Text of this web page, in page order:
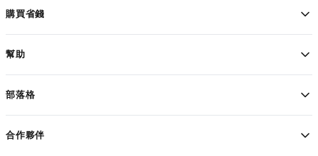
購買省錢
幫助
部落格
合作夥伴